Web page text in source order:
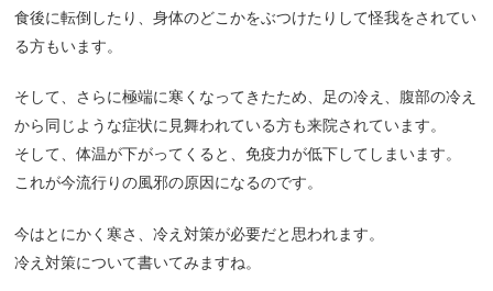
食後に転倒したり、身体のどこかをぶつけたりして怪我をされてい
る方もいます。
そして、さらに極端に寒くなってきたため、足の冷え、腹部の冷え
から同じような症状に見舞われている方も来院されています。
そして、体温が下がってくると、免疫力が低下してしまいます。
これが今流行りの風邪の原因になるのです。
今はとにかく寒さ、冷え対策が必要だと思われます。
冷え対策について書いてみますね。